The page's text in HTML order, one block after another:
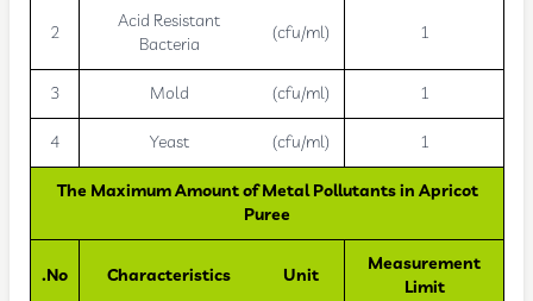
1
(cfu/ml)
Acid Resistant
Bacteria
2
1
(cfu/ml)
Mold
3
1
(cfu/ml)
Yeast
4
The Maximum Amount of Metal Pollutants in Apricot
Puree
Measurement
Limit
Unit
Characteristics
No.